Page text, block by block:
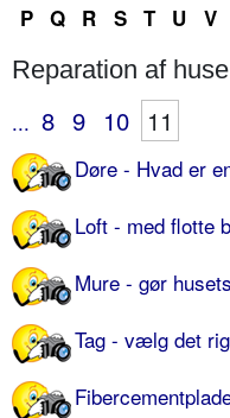
P Q R S T U V
Reparation af huse
... 8 9 10 11
Døre - Hvad er
Loft - med flotte
Mure - gør
Tag - vælg det